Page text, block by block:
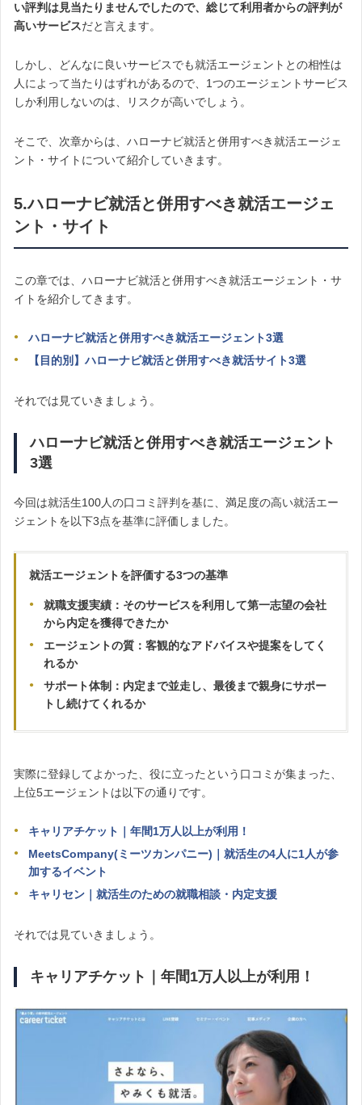
い評判は見当たりませんでしたので、総じて利用者からの評判が
高いサービスだと言えます。
しかし、どんなに良いサービスでも就活エージェントとの相性は
人によって当たりはずれがあるので、1つのエージェントサービス
しか利用しないのは、リスクが高いでしょう。
そこで、次章からは、ハローナビ就活と併用すべき就活エージェ
ント・サイトについて紹介していきます。
5.ハローナビ就活と併用すべき就活エージェ
ント・サイト
この章では、ハローナビ就活と併用すべき就活エージェント・サ
イトを紹介してきます。
ハローナビ就活と併用すべき就活エージェント3選
【目的別】ハローナビ就活と併用すべき就活サイト3選
それでは見ていきましょう。
ハローナビ就活と併用すべき就活エージェント
3選
今回は就活生100人の口コミ評判を基に、満足度の高い就活エー
ジェントを以下3点を基準に評価しました。
就活エージェントを評価する3つの基準
就職支援実績：そのサービスを利用して第一志望の会社
から内定を獲得できたか
エージェントの質：客観的なアドバイスや提案をしてく
れるか
サポート体制：内定まで並走し、最後まで親身にサポー
トし続けてくれるか
実際に登録してよかった、役に立ったという口コミが集まった、
上位5エージェントは以下の通りです。
キャリアチケット｜年間1万人以上が利用！
MeetsCompany(ミーツカンパニー)｜就活生の4人に1人が参
加するイベント
キャリセン｜ 就活生のための就職相談・内定支援
それでは見ていきましょう。
キャリアチケット｜年間1万人以上が利用！